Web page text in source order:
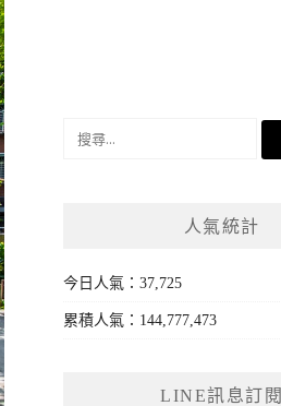
人氣統計
今日人氣：37,725
累積人氣：144,777,473
LINE訊息訂閱